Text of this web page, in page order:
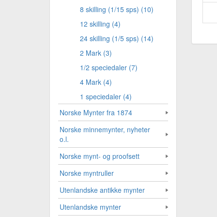
8 skilling (1/15 sps) (10)
12 skilling (4)
24 skilling (1/5 sps) (14)
2 Mark (3)
1/2 speciedaler (7)
4 Mark (4)
1 speciedaler (4)
Norske Mynter fra 1874
Norske minnemynter, nyheter
o.l.
Norske mynt- og proofsett
Norske myntruller
Utenlandske antikke mynter
Utenlandske mynter